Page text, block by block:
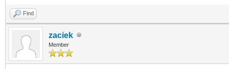
Find
zaciek
Member